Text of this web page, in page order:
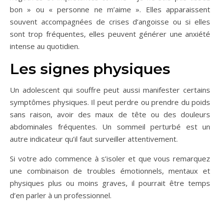
bon » ou « personne ne m’aime ». Elles apparaissent
souvent accompagnées de crises d’angoisse ou si elles
sont trop fréquentes, elles peuvent générer une anxiété
intense au quotidien.
Les signes physiques
Un adolescent qui souffre peut aussi manifester certains
symptômes physiques. Il peut perdre ou prendre du poids
sans raison, avoir des maux de tête ou des douleurs
abdominales fréquentes. Un sommeil perturbé est un
autre indicateur qu’il faut surveiller attentivement.
Si votre ado commence à s’isoler et que vous remarquez
une combinaison de troubles émotionnels, mentaux et
physiques plus ou moins graves, il pourrait être temps
d’en parler à un professionnel.